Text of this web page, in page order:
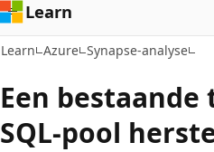
Learn
Learn Azure Synapse-analyse
Een bestaande
SQL-pool